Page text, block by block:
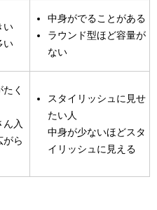
い
い
中身がでることがある
ラウンド型ほど容量が
ない
く
ん入
がら
スタイリッシュに見せ
たい人
中身が少ないほどスタ
イリッシュに見える